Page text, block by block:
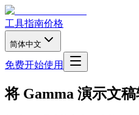
工具指南价格
简体中文
免费开始使用
将 Gamma 演示文